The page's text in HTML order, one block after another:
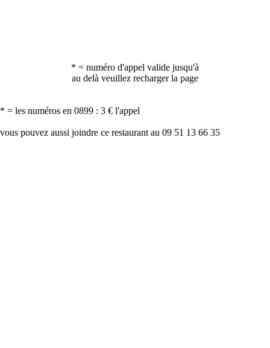
* = numéro d'appel valide jusqu'à
au delà veuillez recharger la page
* = les numéros en 0899 : 3 € l'appel
vous pouvez aussi joindre ce restaurant au 09 51 13 66 35